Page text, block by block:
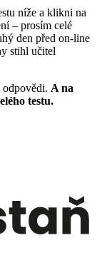
níže a klikni na
– prosím celé
den před on-line
stihl učitel
odpovědi. A na
testu.